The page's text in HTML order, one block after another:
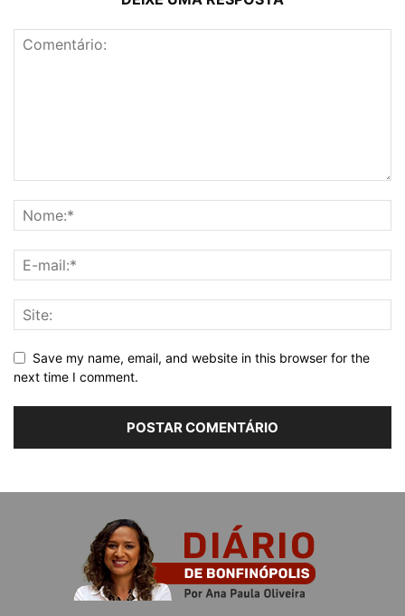
Save my name, email, and website in this browser for the
next time I comment.